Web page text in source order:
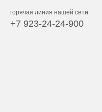
горячая линия нашей сети
+7 923-24-24-900